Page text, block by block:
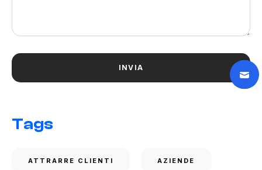
Tags
ATTRARRE CLIENTI AZIENDE